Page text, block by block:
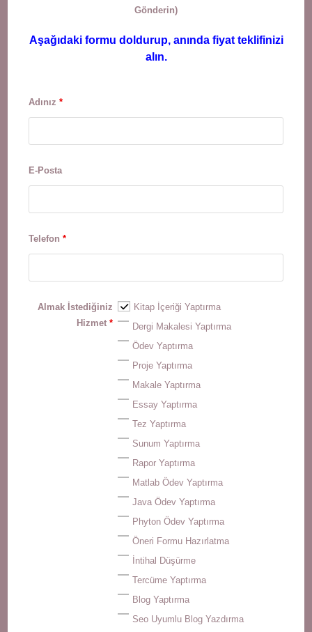
Gönderin)
Aşağıdaki formu doldurup, anında fiyat teklifinizi
alın.
Adınız*
E-Posta
Telefon*
Almak İstediğiniz
Hizmet *
Kitap İçeriği Yaptırma
Dergi Makalesi Yaptırma
Ödev Yaptırma
Proje Yaptırma
Makale Yaptırma
Essay Yaptırma
Tez Yaptırma
Sunum Yaptırma
Rapor Yaptırma
Matlab Ödev Yaptırma
Java Ödev Yaptırma
Phyton Ödev Yaptırma
Öneri Formu Hazırlatma
İntihal Düşürme
Tercüme Yaptırma
Blog Yaptırma
Seo Uyumlu Blog Yazdırma